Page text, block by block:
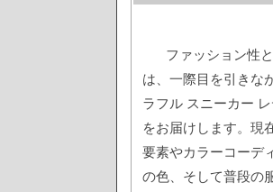
ファッション性
は、一際目を引きな
ラフル スニーカー
をお届けします。現
要素やカラーコーデ
の色、そして普段の